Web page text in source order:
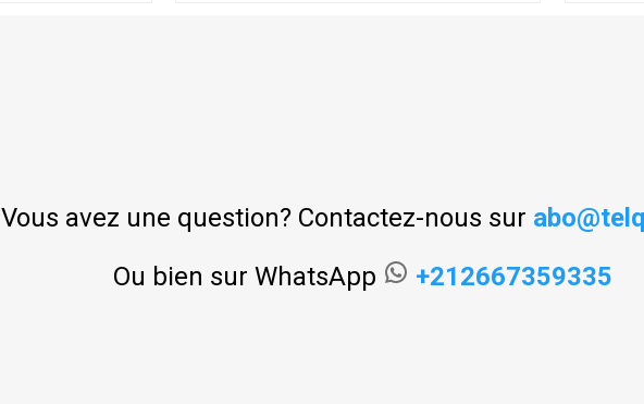
Vous avez une question? Contactez-nous sur
Ou bien sur WhatsApp
+212667359335